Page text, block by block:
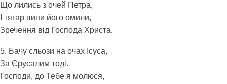
Що лились з очей Петра,
І тягар вини його омили,
Зречення від Господа Христа.
5. Бачу сльози на очах Ісуса,
За Єрусалим тоді.
Господи, до Тебе я молюся,